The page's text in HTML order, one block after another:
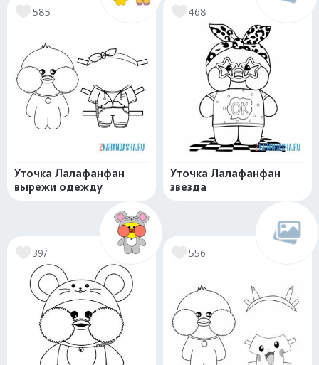
585
Уточка Лалафанфан
вырежи одежду
468
Уточка Лалафанфан
звезда
397 556